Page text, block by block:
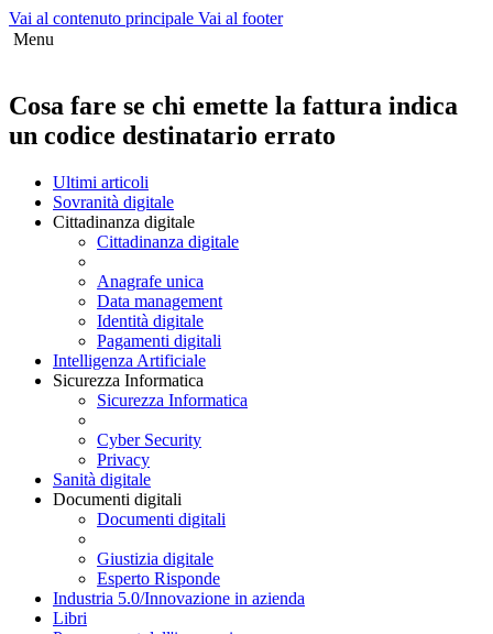
Vai al contenuto principale Vai al footer
Menu
Cosa fare se chi emette la fattura indica
un codice destinatario errato
Ultimi articoli
Sovranità digitale
Cittadinanza digitale
Cittadinanza digitale
Anagrafe unica
Data management
Identità digitale
Pagamenti digitali
Intelligenza Artificiale
Sicurezza Informatica
Sicurezza Informatica
Cyber Security
Privacy
Sanità digitale
Documenti digitali
Documenti digitali
Giustizia digitale